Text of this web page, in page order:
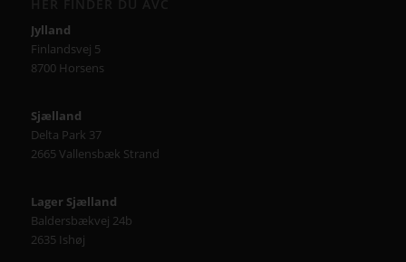
Jylland
Finlandsvej 5
8700 Horsens
Sjælland
Delta Park 37
2665 Vallensbæk Strand
Lager Sjælland
Baldersbækvej 24b
2635 Ishøj